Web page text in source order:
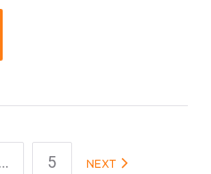
… 5 NEXT